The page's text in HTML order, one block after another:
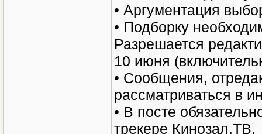
• Аргументация
• Подборку
Разрешается
10 июня
• Сообщения,
рассматриваться в
• В посте
трекере Кинозал.ТВ.